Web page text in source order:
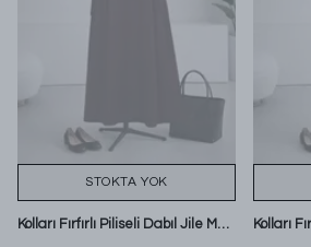
STOKTA YOK
Kolları Fırfırlı Piliseli Dabıl Jile Mürdüm